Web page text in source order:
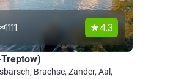
1111 4.3
Brachse, Zander, Aal,